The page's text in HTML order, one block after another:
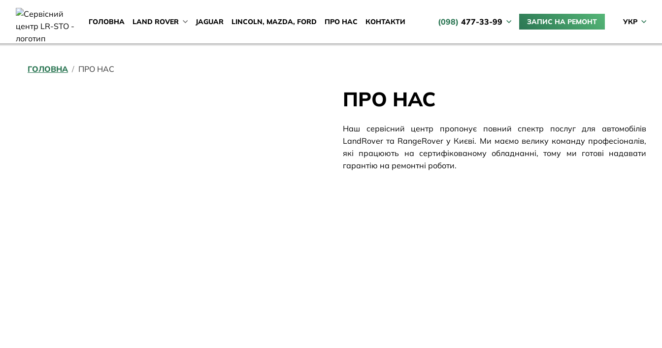
ГОЛОВНА LAND ROVER JAGUAR LINCOLN, MAZDA, FORD ПРО НАС КОНТАКТИ (098) 477-33-99 ЗАПИС НА РЕМОНТ УКР
ГОЛОВНА ПРО НАС
ПРО НАС
Наш сервісний центр пропонує повний спектр послуг для автомобілів
LandRover та RangeRover у Києві. Ми маємо велику команду професіоналів,
які працюють на сертифікованому обладнанні, тому ми готові надавати
гарантію на ремонтні роботи.